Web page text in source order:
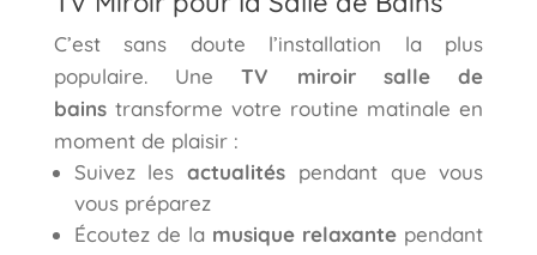
C’est sans doute l’installation la plus
populaire. Une
TV miroir salle de
bains transforme votre routine matinale en
moment de plaisir :
Suivez les actualités pendant que vous
vous préparez
Écoutez de la musique relaxante pendant